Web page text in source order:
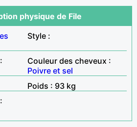
physique de File
Style :
Couleur des cheveux :
Poivre et sel
Poids : 93 kg